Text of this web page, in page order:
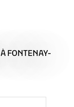
À FONTENAY-